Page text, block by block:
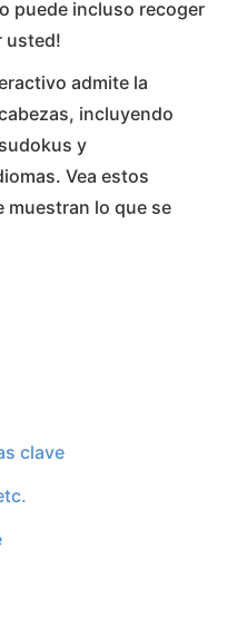
puede incluso recoger
usted!
admite la
incluyendo
y
Vea estos
muestran lo que se
clave